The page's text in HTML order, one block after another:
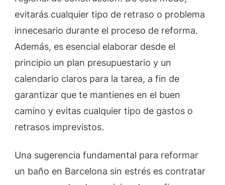
evitarás cualquier tipo de retraso o problema
innecesario durante el proceso de reforma.
Además, es esencial elaborar desde el
principio un plan presupuestario y un
calendario claros para la tarea, a fin de
garantizar que te mantienes en el buen
camino y evitas cualquier tipo de gastos o
retrasos imprevistos.
Una sugerencia fundamental para reformar
un baño en Barcelona sin estrés es contratar